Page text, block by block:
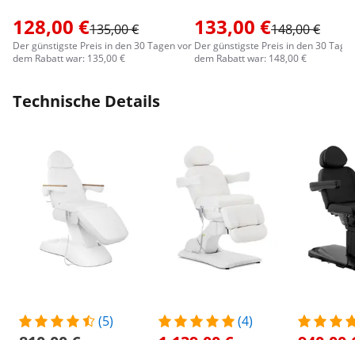
128,00 €135,00 €
Der günstigste Preis in den 30 Tagen vor
dem Rabatt war: 135,00 €
133,00 €148,00 €
Der günstigste Preis in den 30
dem Rabatt war: 148,00 €
Technische Details
(5) (4)